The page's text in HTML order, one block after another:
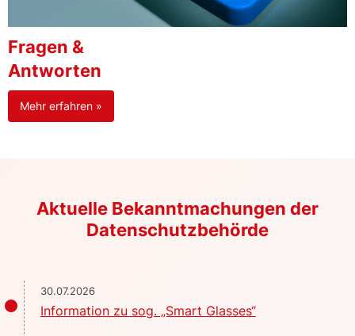
Fragen &
Antworten
Mehr erfahren »
Aktuelle Bekanntmachungen der
Datenschutzbehörde
30.07.2026
Information zu sog. „Smart Glasses“